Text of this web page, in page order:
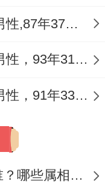
遭克，运程已
岁皆火，火势
缓解。
未，乙木生
故更须外缘调
1987年属兔人2024年运势男性,87年37岁属兔男2024年每月运程怎么样
1993年属鸡人2024年运势男性，93年31岁属鸡男2024年每月运程怎么样
1991年属羊人2024年运势男性，91年33岁属羊男2024年每月运程怎么样
2023年发横财的生肖都有谁？哪些属相财运旺盛？